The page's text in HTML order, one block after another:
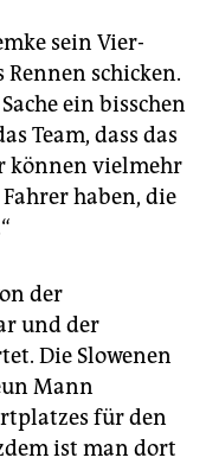
sein Vier-
schicken.
ein bisschen
Team, dass das
können vielmehr
haben, die
der
und der
Die Slowenen
Mann
für den
ist man dort